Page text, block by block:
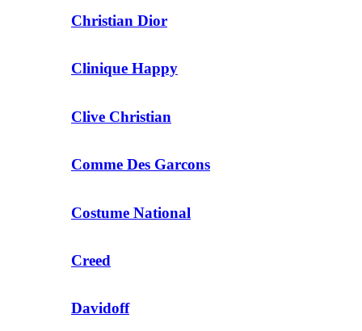
Christian Dior
Clinique Happy
Clive Christian
Comme Des Garcons
Costume National
Creed
Davidoff